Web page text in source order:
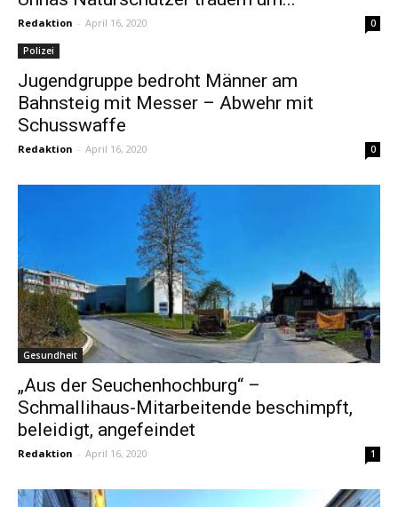
Redaktion - April 16, 2020 0
Polizei
Jugendgruppe bedroht Männer am
Bahnsteig mit Messer – Abwehr mit
Schusswaffe
Redaktion - April 16, 2020 0
Gesundheit
„Aus der Seuchenhochburg“ –
Schmallihaus-Mitarbeitende beschimpft,
beleidigt, angefeindet
Redaktion - April 16, 2020 1